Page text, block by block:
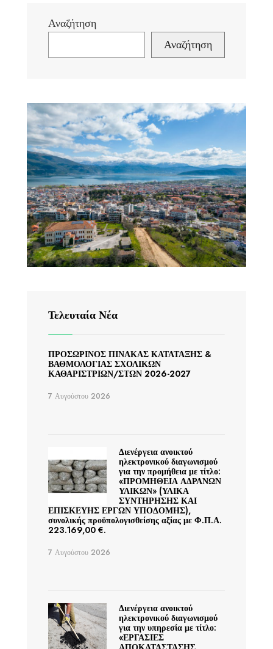
Αναζήτηση
Αναζήτηση
Τελευταία Νέα
ΠΡΟΣΩΡΙΝΟΣ ΠΙΝΑΚΑΣ ΚΑΤΑΤΑΞΗΣ &
ΒΑΘΜΟΛΟΓΙΑΣ ΣΧΟΛΙΚΩΝ
ΚΑΘΑΡΙΣΤΡΙΩΝ/ΣΤΩΝ 2026-2027
7 Αυγούστου 2026
Διενέργεια ανοικτού
ηλεκτρονικού διαγωνισμού
για την προμήθεια με τίτλο:
«ΠΡΟΜΗΘΕΙΑ ΑΔΡΑΝΩΝ
ΥΛΙΚΩΝ» (ΥΛΙΚΑ
ΣΥΝΤΗΡΗΣΗΣ ΚΑΙ
ΕΠΙΣΚΕΥΗΣ ΕΡΓΩΝ ΥΠΟΔΟΜΗΣ),
συνολικής προϋπολογισθείσης αξίας με Φ.Π.Α.
223.169,00 €.
7 Αυγούστου 2026
Διενέργεια ανοικτού
ηλεκτρονικού διαγωνισμού
για την υπηρεσία με τίτλο:
«ΕΡΓΑΣΙΕΣ